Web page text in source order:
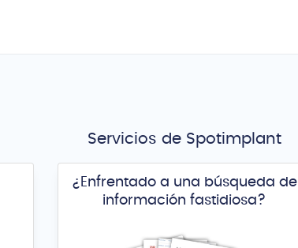
Servicios de Spotimplant
¿Enfrentado a una búsqueda de
información fastidiosa?